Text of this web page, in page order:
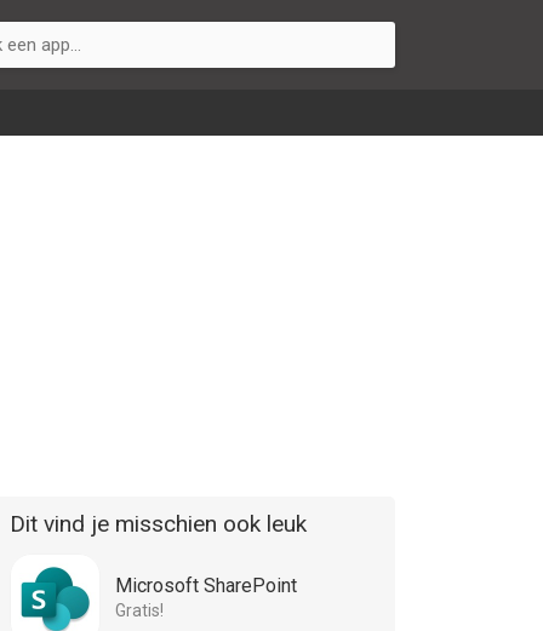
Dit vind je misschien ook leuk
Microsoft SharePoint
Gratis!